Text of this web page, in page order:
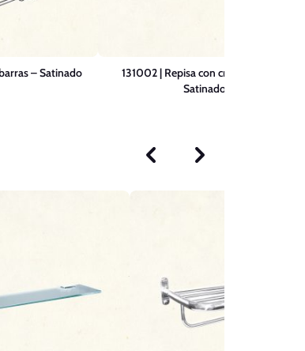
– Satinado
131002 | Repisa con cristal LINER –
Satinado